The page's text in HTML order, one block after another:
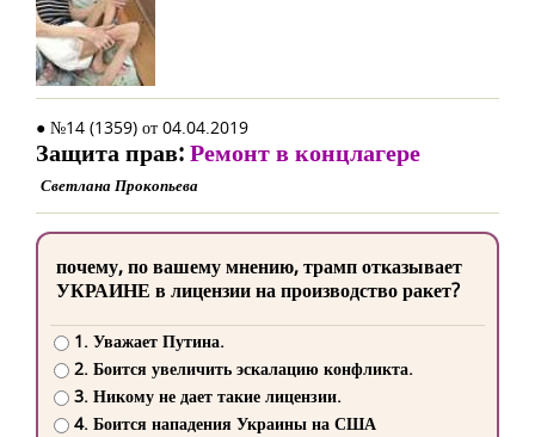
● №14 (1359) от 04.04.2019
Защита прав:Ремонт в концлагере
Светлана Прокопьева
почему, по вашему мнению, трамп отказывает
УКРАИНЕ в лицензии на производство ракет?
1. Уважает Путина.
2. Боится увеличить эскалацию конфликта.
3. Никому не дает такие лицензии.
4. Боится нападения Украины на США